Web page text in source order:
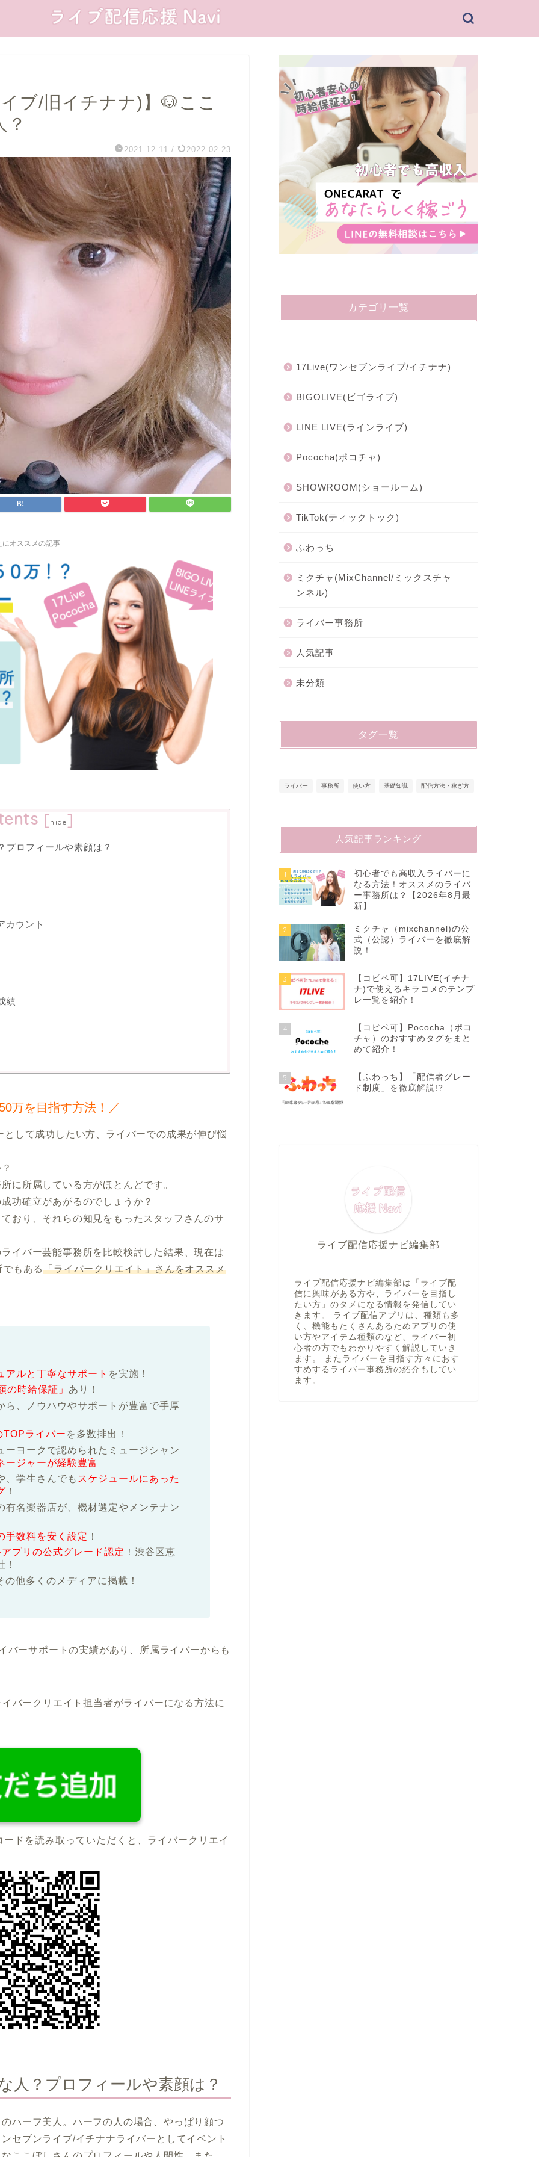
ブ/旧イチナナ)】🐶ここ
？
2021-12-11 / 2022-02-23
にオススメの記事
[ hide]
プロフィールや素顔は？
カウント
績
万を目指す方法！／
に所属している方がほとんどです。
功確立があがるのでしょうか？
おり、それらの知見をもったスタッフさんのサ
イバー芸能事務所を比較検討した結果、現在は
もある「ライバークリエイト」さんをオススメ
アルと丁寧なサポート を実施！
の時給保証」 あり！
ら、ノウハウやサポートが豊富で手厚
ライバー を多数排出！
ーヨークで認められたミュージシャン
ージャーが経験豊富
、学生さんでも スケジュールにあった
！
有名楽器店が、機材選定やメンテナン
手数料を安く設定 ！
プリの公式グレード認定 ！渋谷区恵
の他多くのメディアに掲載！
バーサポートの実績があり、所属ライバーからも
バークリエイト担当者がライバーになる方法に
ドを読み取っていただくと、ライバークリエイ
人？プロフィールや素顔は？
ハーフ美人。ハーフの人の場合、やっぱり顔つ
セブンライブ/イチナナライバーとしてイベント
カテゴリ一覧
17Live(ワンセブンライブ/イチナナ)
BIGOLIVE(ビゴライブ)
LINE LIVE(ラインライブ)
Pococha(ポコチャ)
SHOWROOM(ショールーム)
TikTok(ティックトック)
ふわっち
ミクチャ(MixChannel/ミックスチャ
ンネル)
ライバー事務所
人気記事
未分類
タグ一覧
ライバー 事務所 使い方 基礎知識 配信方法・稼ぎ方
人気記事ランキング
1
初心者でも高収入ライバーに
なる方法！オススメのライバ
ー事務所は？【2026年8月最
新】
2
ミクチャ（mixchannel)の公
式（公認）ライバーを徹底解
説！
3
【コピペ可】17LIVE(イチナ
ナ)で使えるキラコメのテンプ
レ一覧を紹介！
4
【コピペ可】Pococha（ポコ
チャ）のおすすめタグをまと
めて紹介！
5
【ふわっち】「配信者グレー
ド制度」を徹底解説!?
ライブ配信応援ナビ編集部
ライブ配信応援ナビ編集部は「ライブ配
信に興味がある方や、ライバーを目指し
たい方」のタメになる情報を発信してい
きます。 ライブ配信アプリは、種類も多
く、機能もたくさんあるためアプリの使
い方やアイテム種類のなど、ライバー初
心者の方でもわかりやすく解説していき
ます。 またライバーを目指す方々におす
すめするライバー事務所の紹介もしてい
ます。